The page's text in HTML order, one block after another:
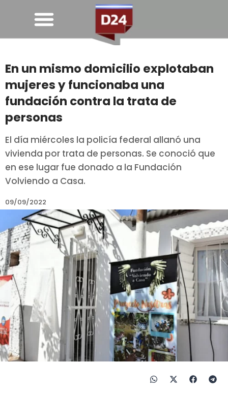
En un mismo domicilio explotaban
mujeres y funcionaba una
fundación contra la trata de
personas
El día miércoles la policía federal allanó una
vivienda por trata de personas. Se conoció que
en ese lugar fue donado a la Fundación
Volviendo a Casa.
09/09/2022